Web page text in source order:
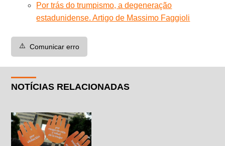
Por trás do trumpismo, a degeneração
estadunidense. Artigo de Massimo Faggioli
⚠️ Comunicar erro
NOTÍCIAS RELACIONADAS